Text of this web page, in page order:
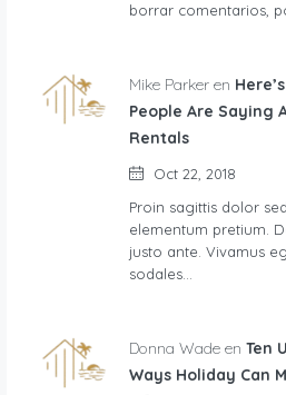
borrar comentarios,
Mike Parker en
People Are Saying
Rentals
Oct 22, 2018
Proin sagittis dolor
elementum pretium.
justo ante. Vivamus
sodales…
Donna Wade en Ten
Ways Holiday Can